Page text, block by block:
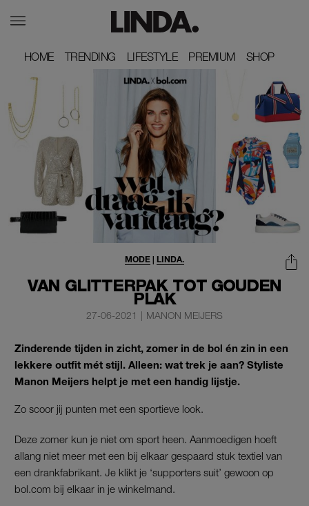
HOME
HOME TRENDING
TRENDING LIFESTYLE
LIFESTYLE PREMIUM
PREMIUM SHOP
SHOP
VAN GLITTERPAK TOT GOUDEN
PLAK
MODE | LINDA.
27-06-2021 | MANON MEIJERS
Zinderende tijden in zicht, zomer in de bol én zin in een
lekkere outfit mét stijl. Alleen: wat trek je aan? Styliste
Manon Meijers helpt je met een handig lijstje.
Zo scoor jij punten met een sportieve look.
Deze zomer kun je niet om sport heen. Aanmoedigen hoeft
allang niet meer met een bij elkaar gespaard stuk textiel van
een drankfabrikant. Je klikt je ‘supporters suit’ gewoon op
bol.com bij elkaar in je winkelmand.